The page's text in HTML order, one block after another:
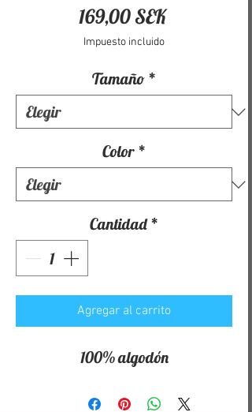
169,00 SEKPrecio
Impuesto incluido
Tamaño *
Color *
Cantidad *
Agregar al carrito
100% algodón